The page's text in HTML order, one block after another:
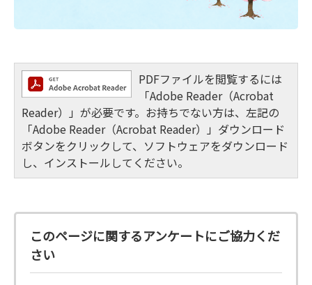
PDFファイルを閲覧するには
「Adobe Reader（Acrobat
Reader）」が必要です。お持ちでない方は、左記の
「Adobe Reader（Acrobat Reader）」ダウンロード
ボタンをクリックして、ソフトウェアをダウンロード
し、インストールしてください。
このページに関するアンケートにご協力くだ
さい